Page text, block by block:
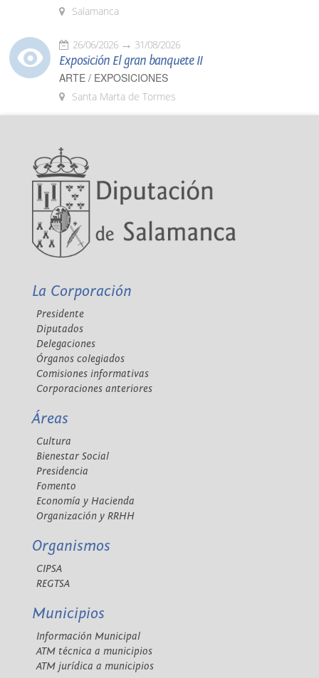
Salamanca
26/06/2026 31/08/2026
Exposición El gran banquete II
ARTE / EXPOSICIONES
Santa Marta de Tormes
La Corporación
Presidente
Diputados
Delegaciones
Órganos colegiados
Comisiones informativas
Corporaciones anteriores
Áreas
Cultura
Bienestar Social
Presidencia
Fomento
Economía y Hacienda
Organización y RRHH
Organismos
CIPSA
REGTSA
Municipios
Información Municipal
ATM técnica a municipios
ATM jurídica a municipios